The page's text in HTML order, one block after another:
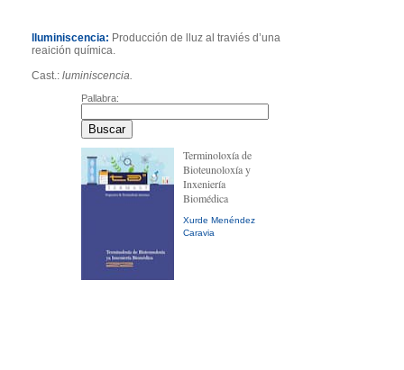
lluminiscencia: Producción de lluz al traviés d’una
reaición química.
Cast.: luminiscencia.
Pallabra:
Terminoloxía de
Bioteunoloxía y
Inxeniería
Biomédica
Xurde Menéndez
Caravia